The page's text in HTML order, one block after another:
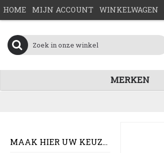
HOME MIJN ACCOUNT WINKELWAGEN
MERKEN
MAAK HIER UW KEUZE :